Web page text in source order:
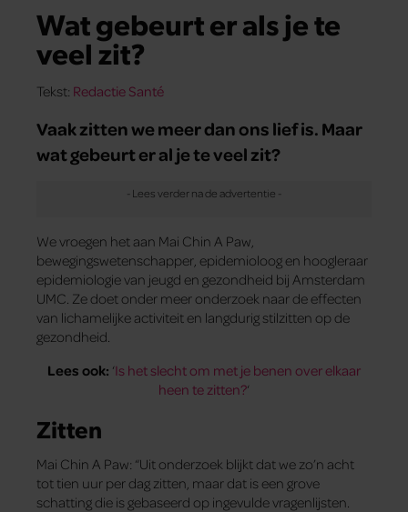
Wat gebeurt er als je te
veel zit?
Tekst: Redactie Santé
Vaak zitten we meer dan ons lief is. Maar
wat gebeurt er al je te veel zit?
We vroegen het aan Mai Chin A Paw,
bewegingswetenschapper, epidemioloog en hoogleraar
epidemiologie van jeugd en gezondheid bij Amsterdam
UMC. Ze doet onder meer onderzoek naar de effecten
van lichamelijke activiteit en langdurig stilzitten op de
gezondheid.
Lees ook: ‘Is het slecht om met je benen over elkaar
heen te zitten?‘
Zitten
Mai Chin A Paw: “Uit onderzoek blijkt dat we zo’n acht
tot tien uur per dag zitten, maar dat is een grove
schatting die is gebaseerd op ingevulde vragenlijsten.